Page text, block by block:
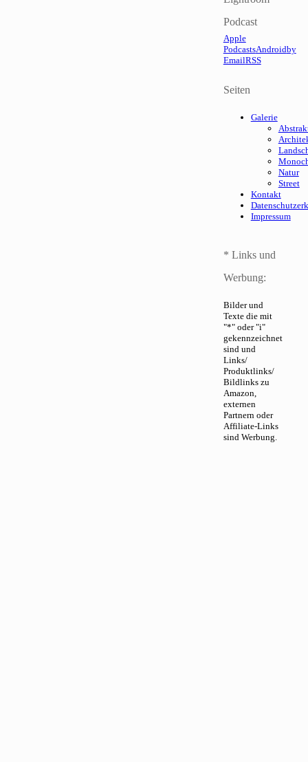
Podcast
Apple
PodcastsAndroidby
EmailRSS
Seiten
Galerie
Natur
Street
Kontakt
Impressum
* Links und
Werbung:
Bilder und
Texte die mit
"*" oder "i"
gekennzeichnet
sind und
Links/
Produktlinks/
Bildlinks zu
Amazon,
externen
Partnern oder
Affiliate-Links
sind Werbung.